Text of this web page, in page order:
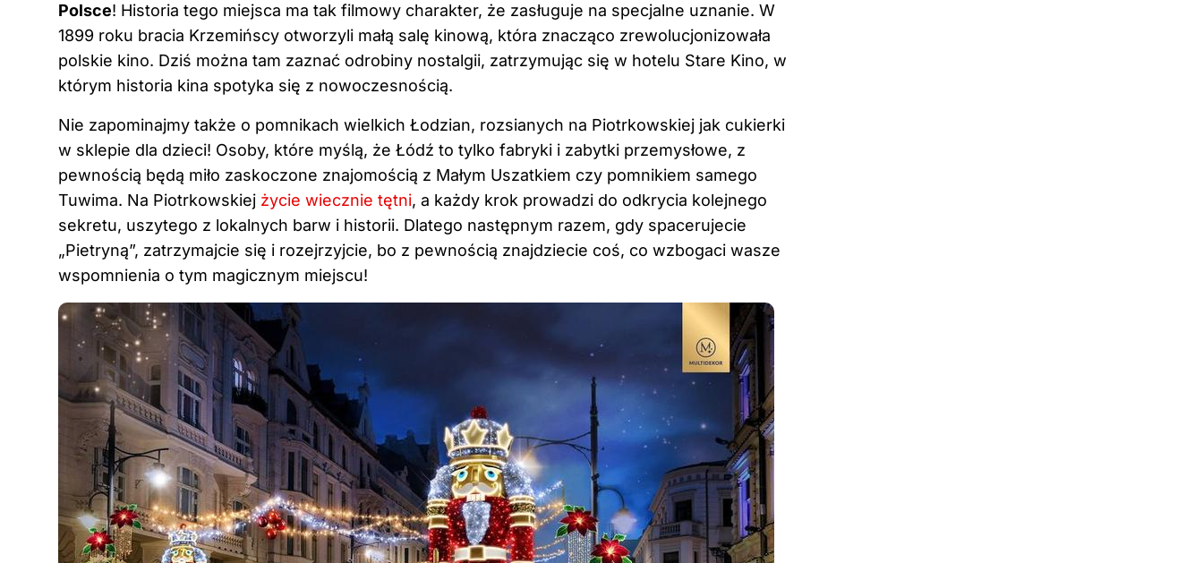
Polsce! Historia tego miejsca ma tak filmowy charakter, że zasługuje na specjalne uznanie. W
1899 roku bracia Krzemińscy otworzyli małą salę kinową, która znacząco zrewolucjonizowała
polskie kino. Dziś można tam zaznać odrobiny nostalgii, zatrzymując się w hotelu Stare Kino, w
którym historia kina spotyka się z nowoczesnością.
Nie zapominajmy także o pomnikach wielkich Łodzian, rozsianych na Piotrkowskiej jak cukierki
w sklepie dla dzieci! Osoby, które myślą, że Łódź to tylko fabryki i zabytki przemysłowe, z
pewnością będą miło zaskoczone znajomością z Małym Uszatkiem czy pomnikiem samego
Tuwima. Na Piotrkowskiej życie wiecznie tętni, a każdy krok prowadzi do odkrycia kolejnego
sekretu, uszytego z lokalnych barw i historii. Dlatego następnym razem, gdy spacerujecie
„Pietryną”, zatrzymajcie się i rozejrzyjcie, bo z pewnością znajdziecie coś, co wzbogaci wasze
wspomnienia o tym magicznym miejscu!